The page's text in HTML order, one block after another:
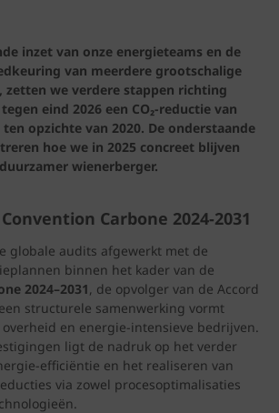
inzet van onze energieteams en de
van meerdere grootschalige
zetten we verdere stappen richting
eind 2026 een CO₂-reductie van
opzichte van 2020. De onderstaande
hoe we in 2025 concreet blijven
wienerberger.
Carbone 2024-2031
globale audits afgewerkt met de
binnen het kader van de
2024–2031, de opvolger van de Accord
structurele samenwerking vormt
overheid en energie-intensieve bedrijven.
ligt de nadruk op het verder
efficiëntie en het realiseren van
via zowel procesoptimalisaties